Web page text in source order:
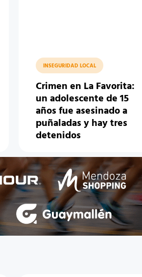
INSEGURIDAD LOCAL
Crimen en La Favorita:
un adolescente de 15
años fue asesinado a
puñaladas y hay tres
detenidos